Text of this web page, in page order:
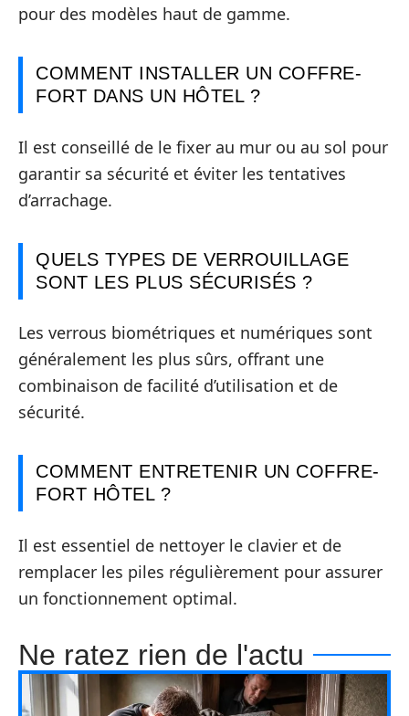
pour des modèles haut de gamme.
COMMENT INSTALLER UN COFFRE-
FORT DANS UN HÔTEL ?
Il est conseillé de le fixer au mur ou au sol pour
garantir sa sécurité et éviter les tentatives
d’arrachage.
QUELS TYPES DE VERROUILLAGE
SONT LES PLUS SÉCURISÉS ?
Les verrous biométriques et numériques sont
généralement les plus sûrs, offrant une
combinaison de facilité d’utilisation et de
sécurité.
COMMENT ENTRETENIR UN COFFRE-
FORT HÔTEL ?
Il est essentiel de nettoyer le clavier et de
remplacer les piles régulièrement pour assurer
un fonctionnement optimal.
Ne ratez rien de l'actu